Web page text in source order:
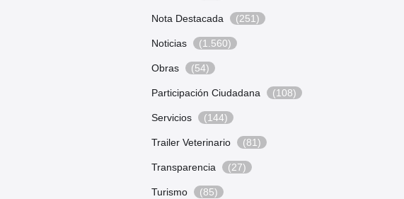
Nota Destacada (251)
Noticias (1.560)
Obras (54)
Participación Ciudadana (108)
Servicios (144)
Trailer Veterinario (81)
Transparencia (27)
Turismo (85)